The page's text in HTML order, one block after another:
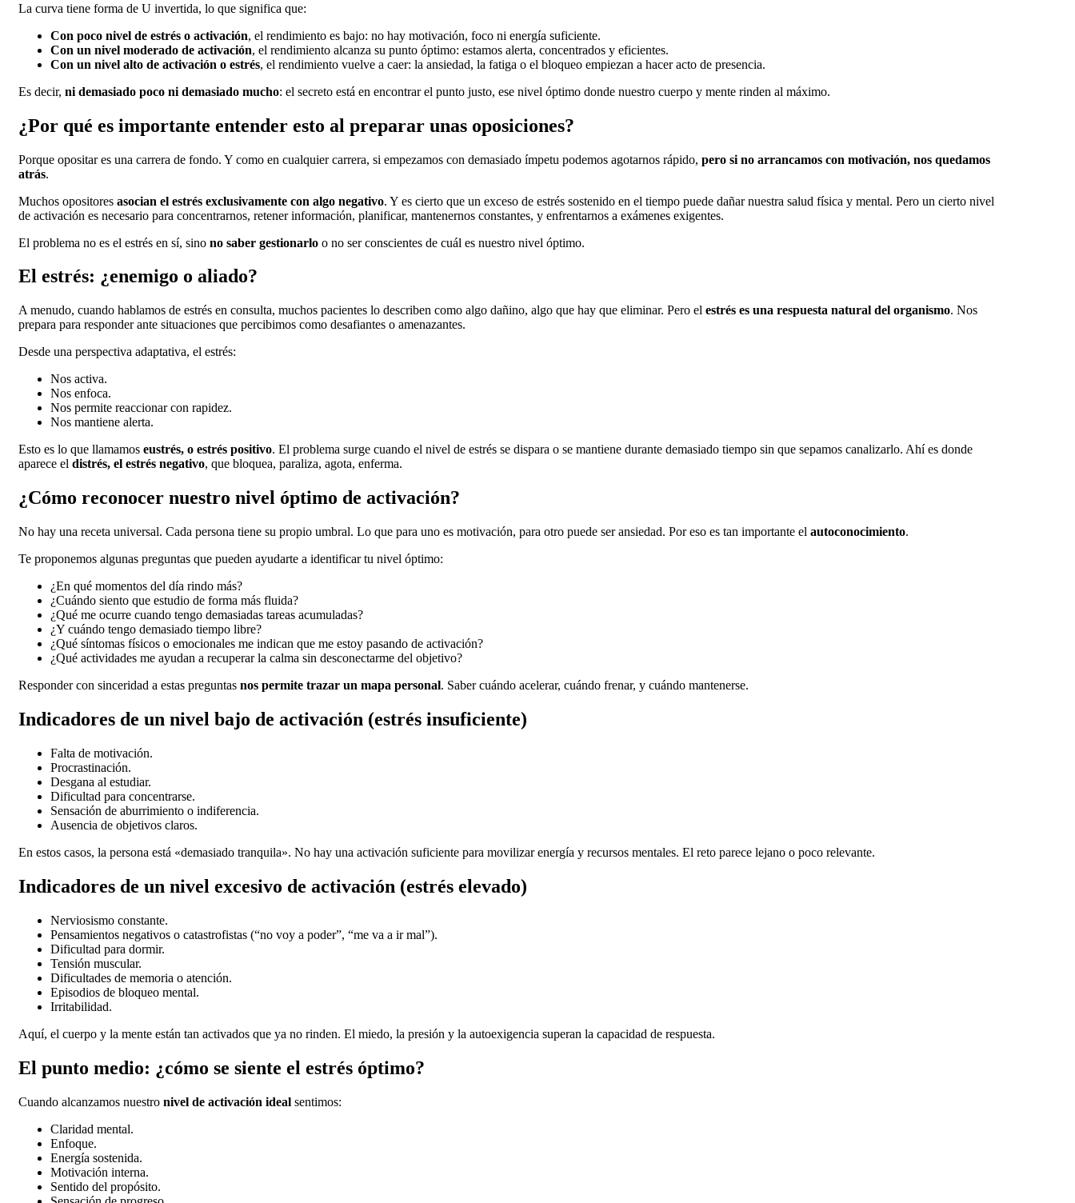
La curva tiene forma de U invertida, lo que significa que:
Con poco nivel de estrés o activación, el rendimiento es bajo: no hay motivación, foco ni energía suficiente.
Con un nivel moderado de activación, el rendimiento alcanza su punto óptimo: estamos alerta, concentrados y eficientes.
Con un nivel alto de activación o estrés, el rendimiento vuelve a caer: la ansiedad, la fatiga o el bloqueo empiezan a hacer acto de presencia.
Es decir, ni demasiado poco ni demasiado mucho: el secreto está en encontrar el punto justo, ese nivel óptimo donde nuestro cuerpo y mente rinden al máximo.
¿Por qué es importante entender esto al preparar unas oposiciones?
Porque opositar es una carrera de fondo. Y como en cualquier carrera, si empezamos con demasiado ímpetu podemos agotarnos rápido, pero si no arrancamos con motivación, nos quedamos
atrás.
Muchos opositores asocian el estrés exclusivamente con algo negativo. Y es cierto que un exceso de estrés sostenido en el tiempo puede dañar nuestra salud física y mental. Pero un cierto nivel
de activación es necesario para concentrarnos, retener información, planificar, mantenernos constantes, y enfrentarnos a exámenes exigentes.
El problema no es el estrés en sí, sino no saber gestionarlo o no ser conscientes de cuál es nuestro nivel óptimo.
El estrés: ¿enemigo o aliado?
A menudo, cuando hablamos de estrés en consulta, muchos pacientes lo describen como algo dañino, algo que hay que eliminar. Pero el estrés es una respuesta natural del organismo. Nos
prepara para responder ante situaciones que percibimos como desafiantes o amenazantes.
Desde una perspectiva adaptativa, el estrés:
Nos activa.
Nos enfoca.
Nos permite reaccionar con rapidez.
Nos mantiene alerta.
Esto es lo que llamamos eustrés, o estrés positivo. El problema surge cuando el nivel de estrés se dispara o se mantiene durante demasiado tiempo sin que sepamos canalizarlo. Ahí es donde
aparece el distrés, el estrés negativo, que bloquea, paraliza, agota, enferma.
¿Cómo reconocer nuestro nivel óptimo de activación?
No hay una receta universal. Cada persona tiene su propio umbral. Lo que para uno es motivación, para otro puede ser ansiedad. Por eso es tan importante el autoconocimiento.
Te proponemos algunas preguntas que pueden ayudarte a identificar tu nivel óptimo:
¿En qué momentos del día rindo más?
¿Cuándo siento que estudio de forma más fluida?
¿Qué me ocurre cuando tengo demasiadas tareas acumuladas?
¿Y cuándo tengo demasiado tiempo libre?
¿Qué síntomas físicos o emocionales me indican que me estoy pasando de activación?
¿Qué actividades me ayudan a recuperar la calma sin desconectarme del objetivo?
Responder con sinceridad a estas preguntas nos permite trazar un mapa personal. Saber cuándo acelerar, cuándo frenar, y cuándo mantenerse.
Indicadores de un nivel bajo de activación (estrés insuficiente)
Falta de motivación.
Procrastinación.
Desgana al estudiar.
Dificultad para concentrarse.
Sensación de aburrimiento o indiferencia.
Ausencia de objetivos claros.
En estos casos, la persona está «demasiado tranquila». No hay una activación suficiente para movilizar energía y recursos mentales. El reto parece lejano o poco relevante.
Indicadores de un nivel excesivo de activación (estrés elevado)
Nerviosismo constante.
Pensamientos negativos o catastrofistas (“no voy a poder”, “me va a ir mal”).
Dificultad para dormir.
Tensión muscular.
Dificultades de memoria o atención.
Episodios de bloqueo mental.
Irritabilidad.
Aquí, el cuerpo y la mente están tan activados que ya no rinden. El miedo, la presión y la autoexigencia superan la capacidad de respuesta.
El punto medio: ¿cómo se siente el estrés óptimo?
Cuando alcanzamos nuestro nivel de activación ideal sentimos:
Claridad mental.
Enfoque.
Energía sostenida.
Motivación interna.
Sentido del propósito.